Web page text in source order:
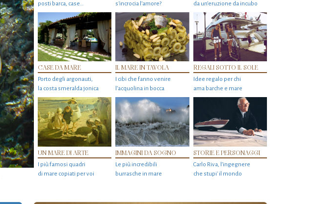
posti barca, case…
s'incrocia l’amore?
da un’eruzione da incubo
CASE DA MARE
Porto degli argonauti,
la costa smeralda jonica
IL MARE IN TAVOLA
I cibi che fanno venire
l’acquolina in bocca
REGALI SOTTO IL SOLE
Idee regalo per chi
ama barche e mare
UN MARE DI ARTE
I più famosi quadri
di mare copiati per voi
IMMAGINI DA SOGNO
Le più incredibili
burrasche in mare
STORIE E PERSONAGGI
Carlo Riva, l’ingegnere
che stupi' il mondo